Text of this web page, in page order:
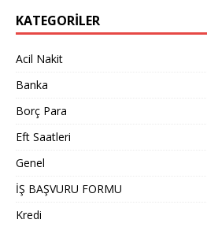
KATEGORILER
Acil Nakit
Banka
Borç Para
Eft Saatleri
Genel
İŞ BAŞVURU FORMU
Kredi